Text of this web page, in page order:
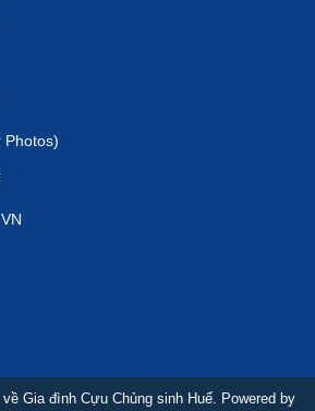
Photos)
Gia đình Cựu Chủng sinh Huế. Powered by